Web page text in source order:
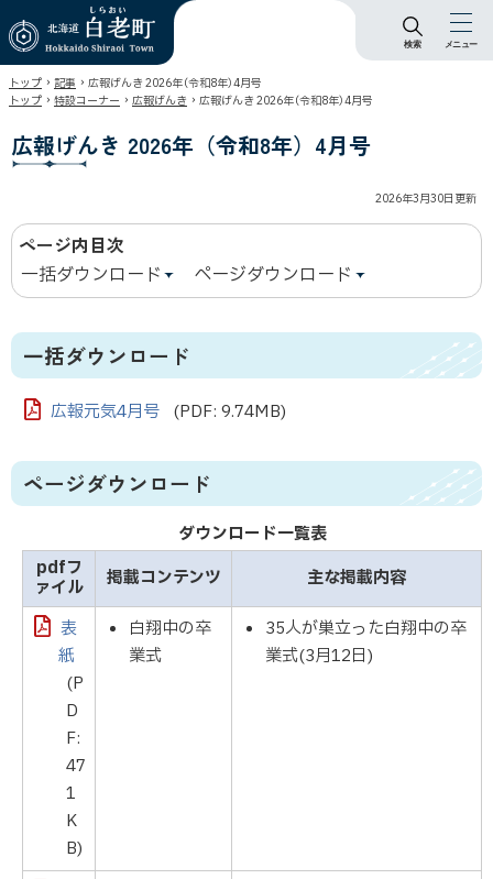
北海道 白老町
Hokkaido Shiraoi
メニュー
検索
トップ › 記事 › 広報げんき 2026年（令和8年）4月号
トップ › 特設コーナー › 広報げんき › 広報げんき 2026年（令和8年）4月号
広報げんき 2026年（令和8年）4月号
2026年3月30日 更新
ページ内目次
一括ダウンロード
ページダウンロード
一括ダウンロード
広報元気4月号 (PDF: 9.74MB)
ページダウンロード
ダウンロード一覧表
pdfフ
ァイル 掲載コンテンツ
主な掲載内容
表
紙
(P
D
F:
47
1
K
B)
白翔中の卒
業式
35人が巣立った白翔中の卒
業式(3月12日)